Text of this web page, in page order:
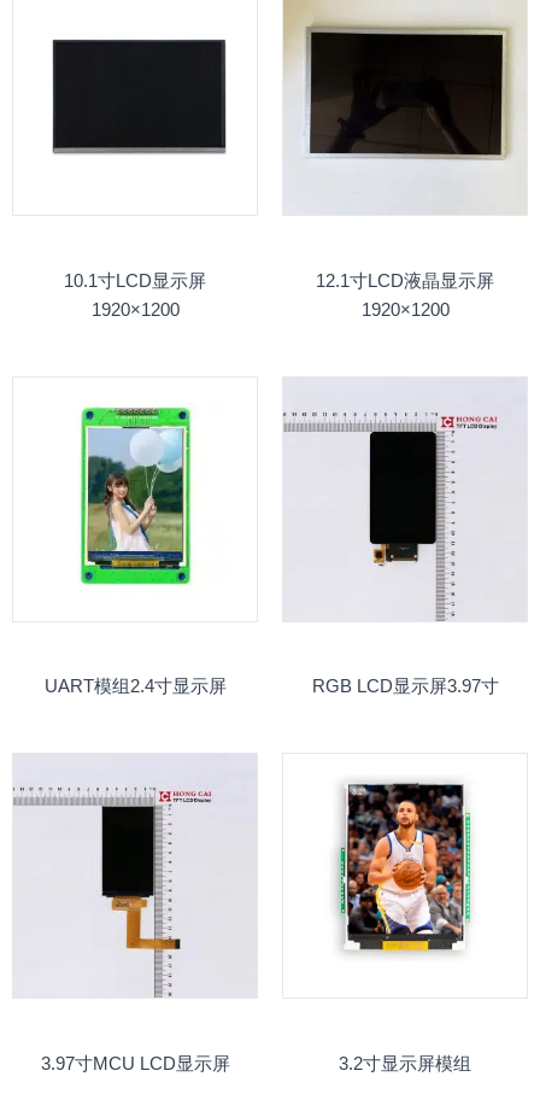
10.1寸LCD显示屏
1920×1200
12.1寸LCD液晶显示屏
1920×1200
UART模组2.4寸显示屏 RGB LCD显示屏3.97寸
3.97寸MCU LCD显示屏 3.2寸显示屏模组